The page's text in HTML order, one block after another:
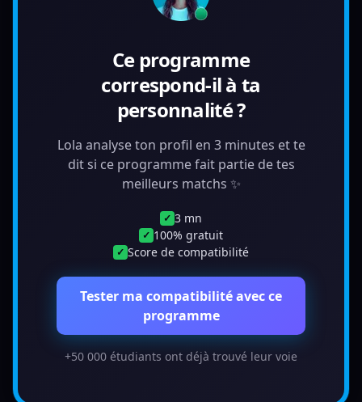
Ce programme
correspond-il à ta
personnalité ?
Lola analyse ton profil en 3 minutes et te
dit si ce programme fait partie de tes
meilleurs matchs ✨
✓ 3 mn
✓ 100% gratuit
✓ Score de compatibilité
Tester ma compatibilité avec ce
programme
+50 000 étudiants ont déjà trouvé leur voie